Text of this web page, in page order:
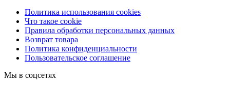
Политика использования cookies
Что такое cookie
Правила обработки персональных данных
Возврат товара
Политика конфиденциальности
Пользовательское соглашение
Мы в соцсетях